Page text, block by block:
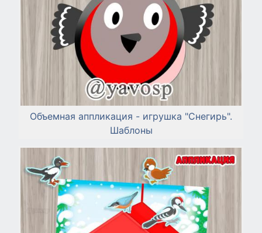
Объемная аппликация - игрушка "Снегирь".
Шаблоны